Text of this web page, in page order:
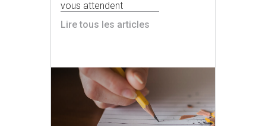
vous attendent
Lire tous les articles